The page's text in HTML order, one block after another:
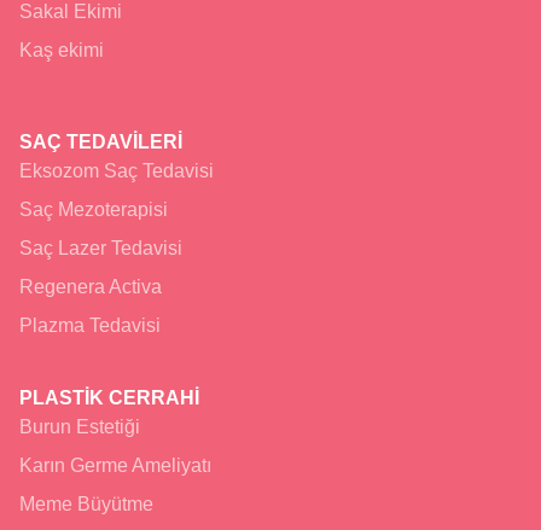
Sakal Ekimi
Kaş ekimi
SAÇ TEDAVİLERİ
Eksozom Saç Tedavisi
Saç Mezoterapisi
Saç Lazer Tedavisi
Regenera Activa
Plazma Tedavisi
PLASTİK CERRAHİ
Burun Estetiği
Karın Germe Ameliyatı
Meme Büyütme